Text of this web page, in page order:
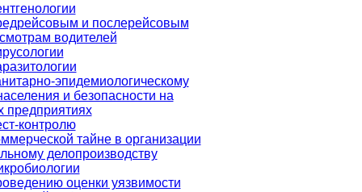
и послерейсовым
водителей
эпидемиологическому
и безопасности на
контролю
тайне в организации
делопроизводству
оценки уязвимости